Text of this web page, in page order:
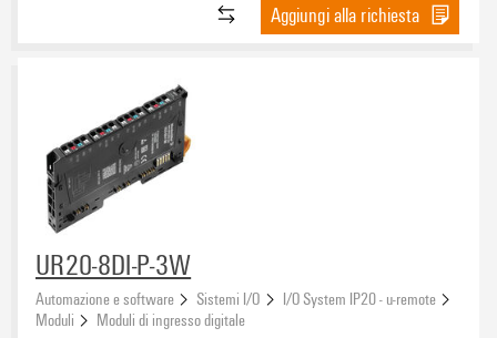
Aggiungi alla richiesta
UR20-8DI-P-3W
Automazione e software Sistemi I/O
I/O System IP20 - u-remote
Moduli
Moduli di ingresso digitale